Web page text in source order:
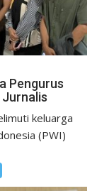
Pengurus
Jurnalis
keluarga
(PWI)